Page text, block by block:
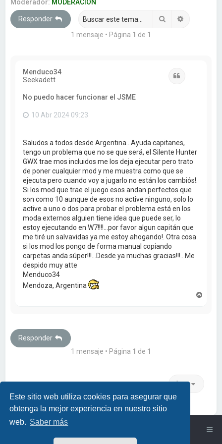
Este sitio web utiliza cookies para asegurar que
obtenga la mejor experiencia en nuestro sitio
web. Saber más
Moderador: MODERACION
Responder Buscar
1 mensaje • Página 1 de 1
Menduco34
Seekadett
No puedo hacer funcionar el JSME
10 Abr 2024 09:23
Saludos a todos desde Argentina...Ayuda capitanes,
tengo un problema que no se que será, el Silente Hunter
GWX trae mos incluidos me los deja ejecutar pero trato
de poner cualquier mod y me muestra como que se
ejecuta pero cuando voy a jugarlo no están los cambiós!.
Si los mod que trae el juego esos andan perfectos que
son como 10 aunque de esos no active ninguno, solo lo
active a uno o dos para probar el problema está en los
moda externos alguien tiene idea que puede ser, lo
estoy ejecutando en W7!!!!...por favor algun capitán que
me tiré un salvavidas ya me estoy ahogando!. Otra cosa
si los mod los pongo de forma manual copiando
carpetas anda súper!!!...Desde ya muchas gracias!!!...Me
despido muy atte
Menduco34
Mendoza, Argentina
Responder
1 mensaje • Página 1 de 1
Ir a